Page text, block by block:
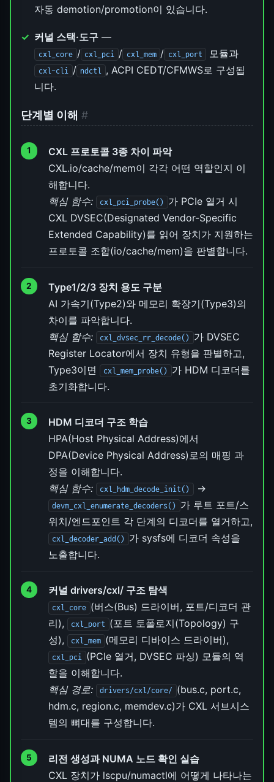
자동 demotion/promotion이 있습니다.
커널 스택·도구 —
cxl_core / cxl_pci / cxl_mem / cxl_port 모듈과
cxl-cli / ndctl
, ACPI CEDT/CFMWS로 구성됩
니다.
단계별 이해 #
CXL 프로토콜 3종 차이 파악
CXL.io/cache/mem이 각각 어떤 역할인지 이
해합니다.
핵심 함수:
cxl_pci_probe() 가 PCIe 열거 시
CXL DVSEC(Designated Vendor-Specific
Extended Capability)를 읽어 장치가 지원하는
프로토콜 조합(io/cache/mem)을 판별합니다.
Type1/2/3 장치 용도 구분
AI 가속기(Type2)와 메모리 확장기(Type3)의
차이를 파악합니다.
핵심 함수:
cxl_dvsec_rr_decode() 가 DVSEC
Register Locator에서 장치 유형을 판별하고,
Type3이면
cxl_mem_probe() 가 HDM 디코더를
초기화합니다.
HDM 디코더 구조 학습
HPA(Host Physical Address)에서
DPA(Device Physical Address)로의 매핑 과
정을 이해합니다.
핵심 함수:
cxl_hdm_decode_init() →
devm_cxl_enumerate_decoders() 가 루트 포트/스
위치/엔드포인트 각 단계의 디코더를 열거하고,
cxl_decoder_add() 가 sysfs에 디코더 속성을
노출합니다.
커널 drivers/cxl/ 구조 탐색
cxl_core (버스(Bus) 드라이버, 포트/디코더 관
리),
cxl_port (포트 토폴로지(Topology) 구
성),
cxl_mem (메모리 디바이스 드라이버),
cxl_pci (PCIe 열거, DVSEC 파싱) 모듈의 역
할을 이해합니다.
핵심 경로:
drivers/cxl/core/ (bus.c, port.c,
hdm.c, region.c, memdev.c)가 CXL 서브시스
템의 뼈대를 구성합니다.
리전 생성과 NUMA 노드 확인 실습
CXL 장치가 lscpu/numactl에 어떻게 나타나는